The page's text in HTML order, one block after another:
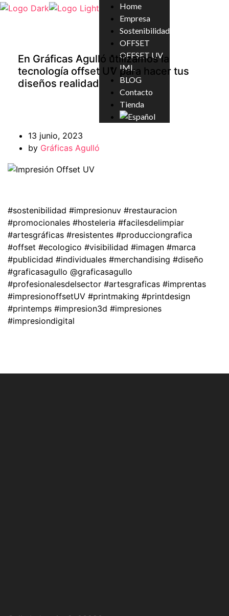
Home
Empresa
Sostenibilidad
OFFSET
OFFSET UV
IML
BLOG
Contacto
Tienda
En Gráficas Agulló utilizamos la
tecnología offset UV para hacer tus
diseños realidad
13 junio, 2023
by Gráficas Agulló
#sostenibilidad #impresionuv #restauracion
#promocionales #hosteleria #facilesdelimpiar
#artesgráficas #resistentes #producciongrafica
#offset #ecologico #visibilidad #imagen #marca
#publicidad #individuales #merchandising #diseño
#graficasagullo @graficasagullo
#profesionalesdelsector #artesgraficas #imprentas
#impresionoffsetUV #printmaking #printdesign
#printemps #impresion3d #impresiones
#impresiondigital